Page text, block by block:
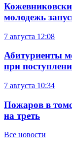
молодежь
7 августа 12:08
Абитуриенты
при
7 августа 10:34
Пожаров в
на треть
Все новости